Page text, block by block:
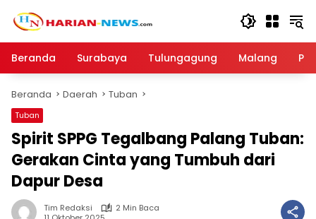
Beranda
Surabaya Tulungagung Malang
Beranda Daerah Tuban
Tuban
Spirit SPPG Tegalbang Palang Tuban:
Gerakan Cinta yang Tumbuh dari
Dapur Desa
Tim Redaksi
2 Min Baca